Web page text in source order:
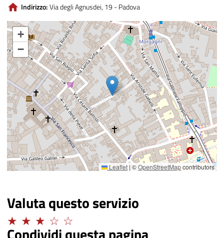
Indirizzo:Via degli Agnusdei, 19 - Padova
+
−
Leaflet | ©OpenStreetMapcontributors
Valuta questo servizio
Adeguato